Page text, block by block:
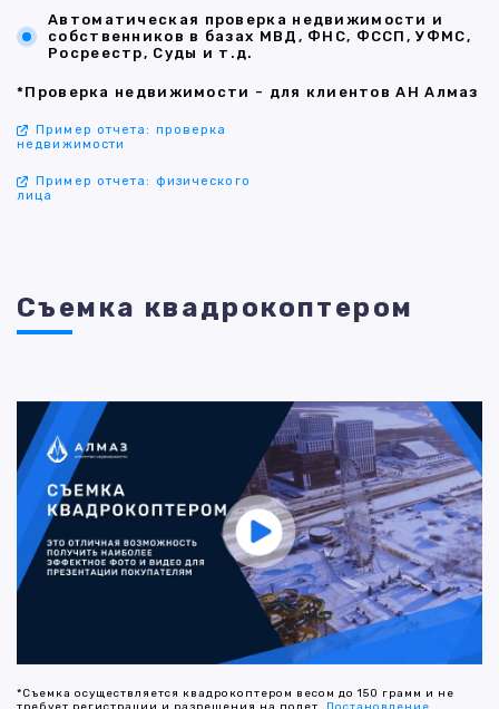
Автоматическая проверка недвижимости и
собственников в базах МВД, ФНС, ФССП, УФМС,
Росреестр, Суды и т.д.
*Проверка недвижимости - для клиентов АН Алмаз
Пример отчета: проверка
недвижимости
Пример отчета: физического
лица
Съемка квадрокоптером
*Съемка осуществляется квадрокоптером весом до 150 грамм и не
требует регистрации и разрешения на полет. Постановление